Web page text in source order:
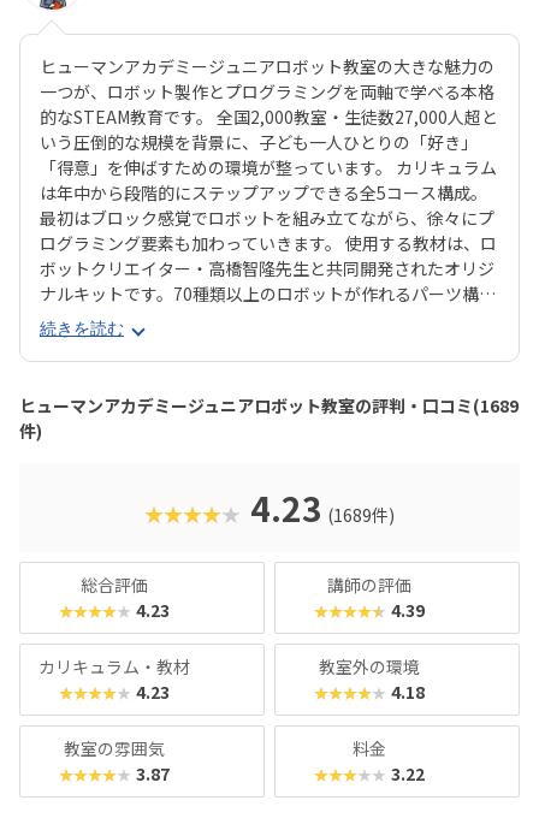
ヒューマンアカデミージュニアロボット教室の大きな魅力の
一つが、ロボット製作とプログラミングを両軸で学べる本格
的なSTEAM教育です。 全国2,000教室・生徒数27,000人超と
いう圧倒的な規模を背景に、子ども一人ひとりの「好き」
「得意」を伸ばすための環境が整っています。 カリキュラム
は年中から段階的にステップアップできる全5コース構成。
最初はブロック感覚でロボットを組み立てながら、徐々にプ
ログラミング要素も加わっていきます。 使用する教材は、ロ
ボットクリエイター・高橋智隆先生と共同開発されたオリジ
ナルキットです。70種類以上のロボットが作れるパーツ構成
で、飽きずに続けやすい点も特徴です。 月2回の90分授業で
は、ロボットを完成させる「基本製作」と、オリジナル改造
に挑戦する「応用実践」を繰り返す設計。子どもたちは毎
回、新しい達成感と成長を実感できる仕組みになっていま
す。 自ら考え、試行錯誤しながらロボットを動かす経験は、
創造力や論理的思考力を育むだけでなく、学ぶ楽しさそのも
続きを読む
ヒューマンアカデミージュニアロボット教室の評判・口コミ(1689
件)
★★★★★ 4.23 (1689件)
総合評価
★★★★★ 4.23
講師の評価
★★★★★ 4.39
カリキュラム・教材
★★★★★ 4.23
教室外の環境
★★★★★ 4.18
教室の雰囲気
★★★★★ 3.87
料金
★★★★★ 3.22